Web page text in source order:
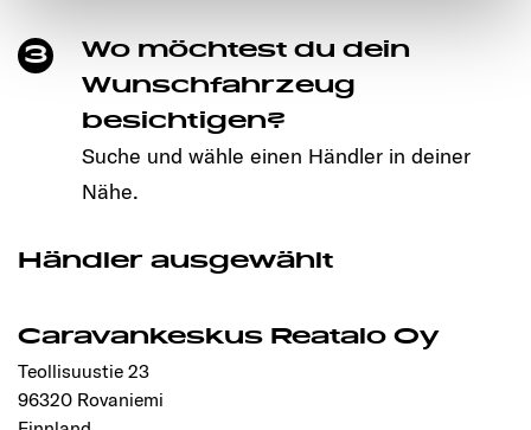
den störungsfreien Betrieb der Webseite und die
Ermöglichung der Seitennavigation erforderlich sind.
3
Wo möchtest du dein
Wunschfahrzeug
besichtigen?
Suche und wähle einen Händler in deiner
Nähe.
Händler ausgewählt
Caravankeskus Reatalo Oy
Teollisuustie 23
96320 Rovaniemi